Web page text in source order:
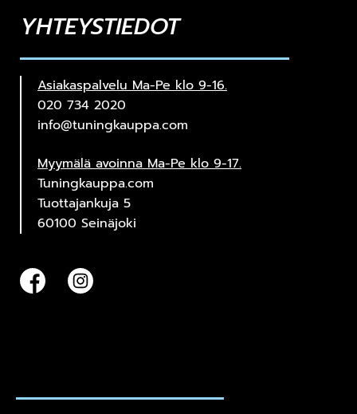
YHTEYSTIEDOT
Asiakaspalvelu Ma-Pe klo 9-16.
020 734 2020
info@tuningkauppa.com
Myymälä avoinna Ma-Pe klo 9-17.
Tuningkauppa.com
Tuottajankuja 5
60100 Seinäjoki